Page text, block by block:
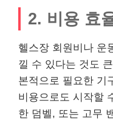
2. 비용 효
헬스장 회원비나 운
낄 수 있다는 것도
본적으로 필요한 기
비용으로도 시작할
한 덤벨, 또는 고무